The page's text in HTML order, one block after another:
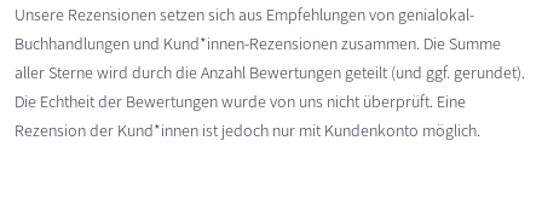
Unsere Rezensionen setzen sich aus Empfehlungen von genialokal-
Buchhandlungen und Kund*innen-Rezensionen zusammen. Die Summe
aller Sterne wird durch die Anzahl Bewertungen geteilt (und ggf. gerundet).
Die Echtheit der Bewertungen wurde von uns nicht überprüft. Eine
Rezension der Kund*innen ist jedoch nur mit Kundenkonto möglich.